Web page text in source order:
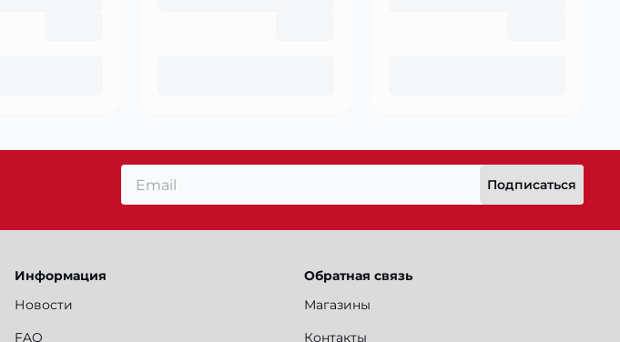
Подписаться
Информация
Новости
FAQ
Обратная связь
Магазины
Контакты